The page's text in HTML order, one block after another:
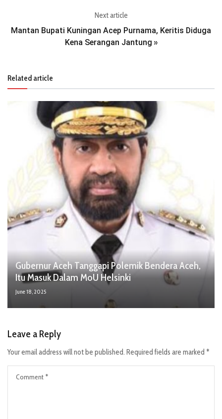
Next article
Mantan Bupati Kuningan Acep Purnama, Keritis Diduga
Kena Serangan Jantung »
Related article
Gubernur Aceh Tanggapi Polemik Bendera Aceh,
Itu Masuk Dalam MoU Helsinki
June 18, 2025
Leave a Reply
Your email address will not be published. Required fields are marked *